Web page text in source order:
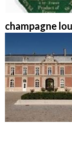
champagne